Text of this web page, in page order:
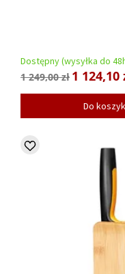
Dostępny (wysyłka do
1 249,00 zł 1 124,10
Do